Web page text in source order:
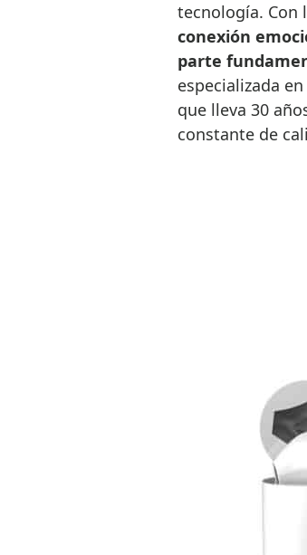
tecnología. Con
conexión
parte
especializada
que lleva 30
constante de